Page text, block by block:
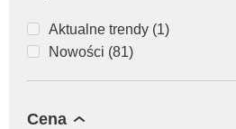
Aktualne trendy (1)
Nowości (81)
Cena